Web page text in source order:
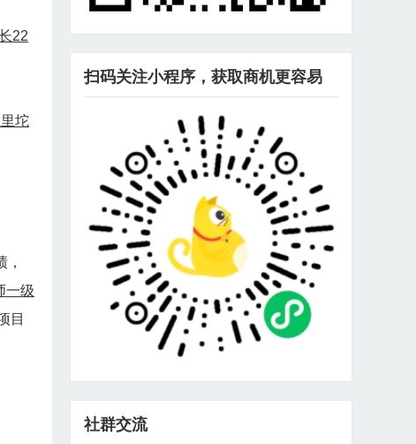
22
坨
，
一级
目
扫码关注小程序，获取商机更容易
社群交流